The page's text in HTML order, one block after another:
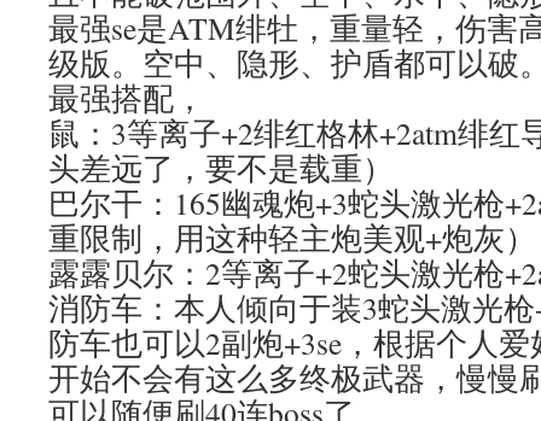
最强se是ATM绯牡，重量轻，伤害
级版。空中、隐形、护盾都可以破
最强搭配，
鼠：3等离子+2绯红格林+2atm绯红
头差远了，要不是载重）
巴尔干：165幽魂炮+3蛇头激光枪
重限制，用这种轻主炮美观+炮灰）
露露贝尔：2等离子+2蛇头激光枪
消防车：本人倾向于装3蛇头激光
防车也可以2副炮+3se，根据个人
开始不会有这么多终极武器，慢慢
可以随便刷40连boss了。